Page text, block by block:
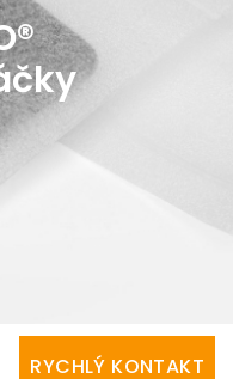
RYCHLÝ KONTAKT